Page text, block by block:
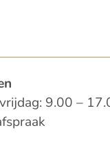
9.00 –